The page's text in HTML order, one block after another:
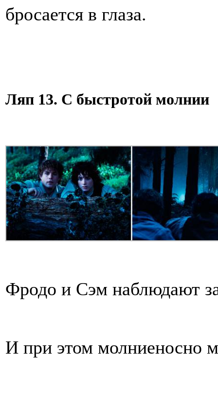
бросается в глаза.
Ляп 13. С быстротой молнии
Фродо и Сэм наблюдают
И при этом молниеносно